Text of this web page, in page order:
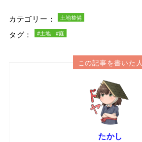
カテゴリー： 土地整備
タグ： #土地 #庭
この記事を書いた人
たかし